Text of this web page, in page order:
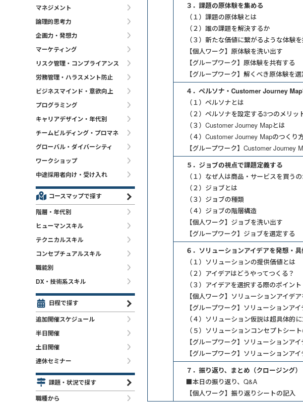
３．課題の原体験を集める
（１）課題の原体験とは
（２）誰の課題を解決するか
（３）新たな価値に繋がるような体験
【個人ワーク】原体験を洗い出す
【グループワーク】原体験を共有する
【グループワーク】解くべき原体験を
４．ペルソナ・Customer Journey
（１）ペルソナとは
（２）ペルソナを設定する3つのメリッ
（３）Customer Journey Mapとは
（４）Customer Journey Mapのつくり
【グループワーク】Customer Journey
５．ジョブの視点で課題定義する
（１）なぜ人は商品・サービスを買うの
（２）ジョブとは
（３）ジョブの種類
（４）ジョブの階層構造
【個人ワーク】ジョブを洗い出す
【グループワーク】ジョブを選定する
６．ソリューションアイデアを発想・
（１）ソリューションの提供価値とは
（２）アイデアはどうやってつくる？
（３）アイデアを選択する際のポイント
【個人ワーク】ソリューションアイデ
【グループワーク】ソリューションア
（４）ソリューション仮説は超具体的
（５）ソリューションコンセプトシー
【グループワーク】ソリューションア
【グループワーク】ソリューションア
７．振り返り、まとめ（クロージング）
■本日の振り返り、Q&A
【個人ワーク】振り返りシートの記入
マネジメント
論理的思考力
企画力・発想力
マーケティング
リスク管理・コンプライアンス
労務管理・ハラスメント防止
ビジネスマインド・意欲向上
プログラミング
キャリアデザイン・年代別
チームビルディング・プロマネ
グローバル・ダイバーシティ
ワークショップ
中途採用者向け・受け入れ
コースマップで探す
階層・年代別
ヒューマンスキル
テクニカルスキル
コンセプチュアルスキル
職能別
DX・技術系スキル
日程で探す
追加開催スケジュール
半日開催
土日開催
連休セミナー
課題・状況で探す
職種から